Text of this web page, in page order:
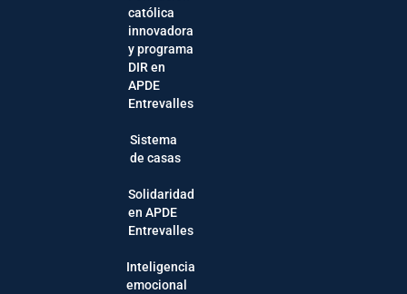
católica
innovadora
y programa
DIR en
APDE
Entrevalles
Sistema
de casas
Solidaridad
en APDE
Entrevalles
Inteligencia
emocional